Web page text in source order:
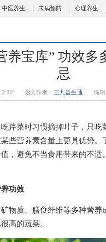
中医养生 未病预防 心理养生
养宝库” 功效多
忌
图文作者： 三九益生通 编辑
菜时习惯摘掉叶子，只吃
些营养素含量上更具优势。
，避免不当食用带来的不
功效
质、膳食纤维等多种营养
高的蔬菜。